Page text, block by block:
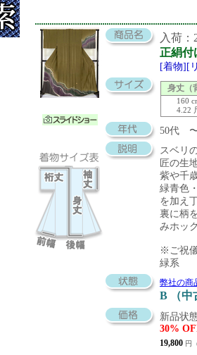
入荷：
正絹付
[着物][
身丈（
160
4.22
50代
スベリ
匠の生
紫や千
緑青色
を加え
裏に柄
みホッ
※ご祝
緑系
弊社の商
B （中
新品状
30%
19,800 円